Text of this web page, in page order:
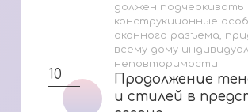
должен подчеркивать
конструкционные
оконного разъема,
всему дому
неповторимости.
10
Продолжение
и стилей в
Продолжение
и стилей в